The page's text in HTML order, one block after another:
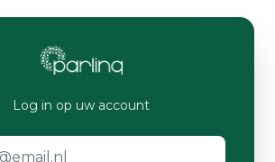
Log in op uw account